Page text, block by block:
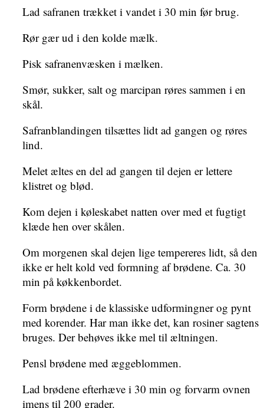
Lad safranen trækket i vandet i 30 min før brug.
Rør gær ud i den kolde mælk.
Pisk safranenvæsken i mælken.
Smør, sukker, salt og marcipan røres sammen i en
skål.
Safranblandingen tilsættes lidt ad gangen og røres
lind.
Melet æltes en del ad gangen til dejen er lettere
klistret og blød.
Kom dejen i køleskabet natten over med et fugtigt
klæde hen over skålen.
Om morgenen skal dejen lige tempereres lidt, så den
ikke er helt kold ved formning af brødene. Ca. 30
min på køkkenbordet.
Form brødene i de klassiske udformingner og pynt
med korender. Har man ikke det, kan rosiner sagtens
bruges. Der behøves ikke mel til æltningen.
Pensl brødene med æggeblommen.
Lad brødene efterhæve i 30 min og forvarm ovnen
imens til 200 grader.